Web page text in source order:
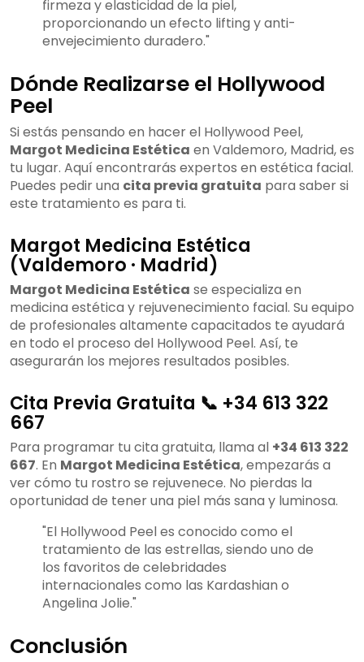
firmeza y elasticidad de la piel,
proporcionando un efecto lifting y anti-
envejecimiento duradero."
Dónde Realizarse el Hollywood
Peel
Si estás pensando en hacer el Hollywood Peel,
Margot Medicina Estética en Valdemoro, Madrid, es
tu lugar. Aquí encontrarás expertos en estética facial.
Puedes pedir una cita previa gratuita para saber si
este tratamiento es para ti.
Margot Medicina Estética
(Valdemoro · Madrid)
Margot Medicina Estética se especializa en
medicina estética y rejuvenecimiento facial. Su equipo
de profesionales altamente capacitados te ayudará
en todo el proceso del Hollywood Peel. Así, te
asegurarán los mejores resultados posibles.
Cita Previa Gratuita 📞 +34 613 322
667
Para programar tu cita gratuita, llama al +34 613 322
667. En Margot Medicina Estética, empezarás a
ver cómo tu rostro se rejuvenece. No pierdas la
oportunidad de tener una piel más sana y luminosa.
"El Hollywood Peel es conocido como el
tratamiento de las estrellas, siendo uno de
los favoritos de celebridades
internacionales como las Kardashian o
Angelina Jolie."
Conclusión